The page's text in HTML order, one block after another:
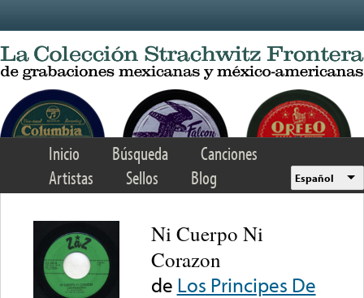
Inicio Búsqueda
Canciones
Artistas
Sellos Blog Español
Ni Cuerpo Ni
Corazon
de Los Principes De